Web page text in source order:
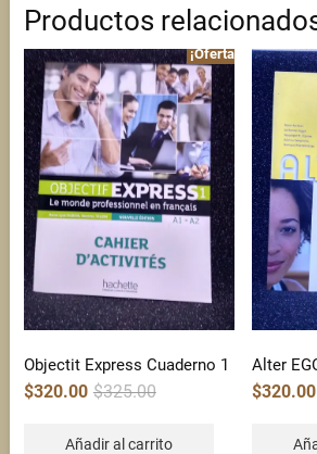
Productos
¡Oferta!
Objectit Express Cuaderno 1
$325.00Original
$320.00
Current
Añadir al carrito
Alter
$320.00